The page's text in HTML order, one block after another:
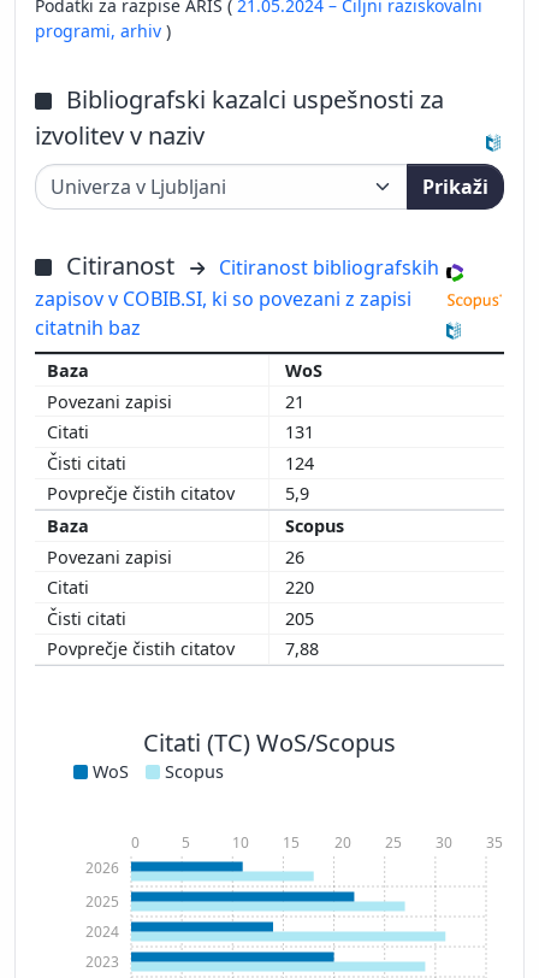
Podatki za razpise ARIS ( 21.05.2024 – Ciljni raziskovalni
programi, arhiv )
Bibliografski kazalci uspešnosti za
izvolitev v naziv
Prikaži
Citiranost
Citiranost bibliografskih
zapisov v COBIB.SI, ki so povezani z zapisi
citatnih baz
WoS
21
131
124
5,9
Scopus
26
220
205
7,88
Citati (TC) WoS/Scopus
WoS Scopus
2023
2024
2025
2026
0 5 10 15 20 25 30 35